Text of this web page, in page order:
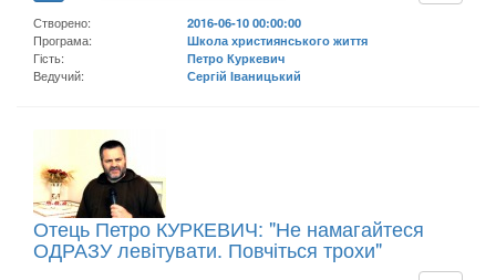
Створено:
2016-06-10 00:00:00
Програма:
Школа християнського життя
Гість:
Петро Куркевич
Ведучий:
Сергій Іваницький
Отець Петро КУРКЕВИЧ: "Не намагайтеся
ОДРАЗУ левітувати. Повчіться трохи"